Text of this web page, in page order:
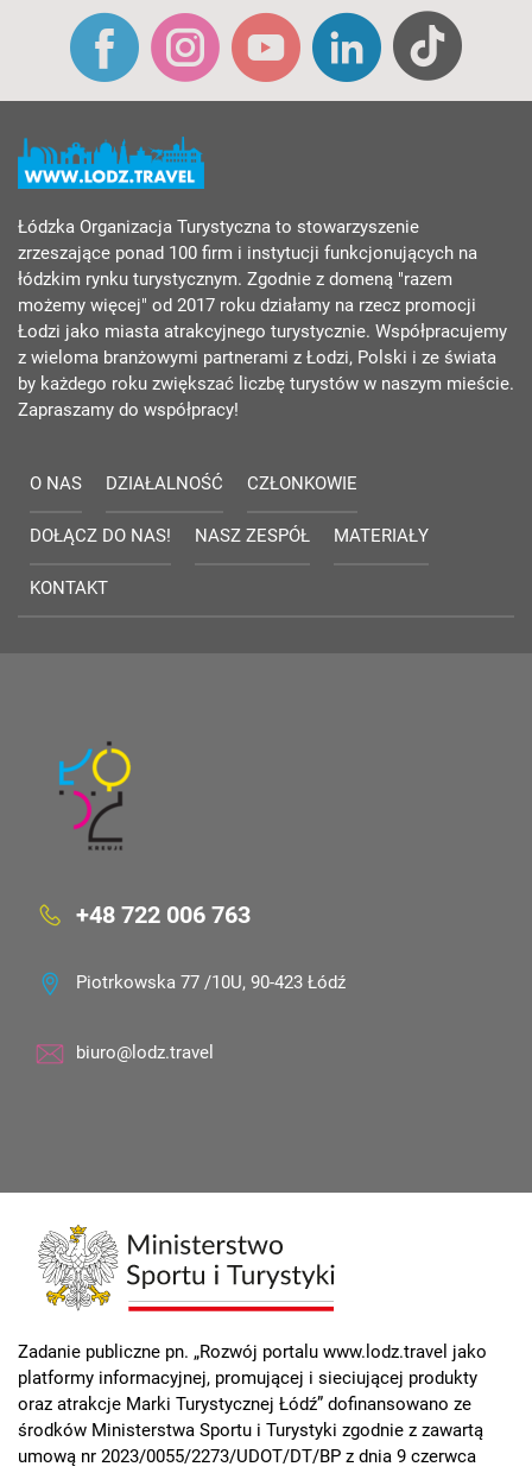
Łódzka Organizacja Turystyczna to stowarzyszenie
zrzeszające ponad 100 firm i instytucji funkcjonujących na
łódzkim rynku turystycznym. Zgodnie z domeną "razem
możemy więcej" od 2017 roku działamy na rzecz promocji
Łodzi jako miasta atrakcyjnego turystycznie. Współpracujemy
z wieloma branżowymi partnerami z Łodzi, Polski i ze świata
by każdego roku zwiększać liczbę turystów w naszym mieście.
Zapraszamy do współpracy!
O NAS DZIAŁALNOŚĆ CZŁONKOWIE
DOŁĄCZ DO NAS! NASZ ZESPÓŁ MATERIAŁY
KONTAKT
+48 722 006 763
Piotrkowska 77 /10U, 90-423 Łódź
biuro@lodz.travel
Zadanie publiczne pn. „Rozwój portalu www.lodz.travel jako
platformy informacyjnej, promującej i sieciującej produkty
oraz atrakcje Marki Turystycznej Łódź” dofinansowano ze
środków Ministerstwa Sportu i Turystyki zgodnie z zawartą
umową nr 2023/0055/2273/UDOT/DT/BP z dnia 9 czerwca